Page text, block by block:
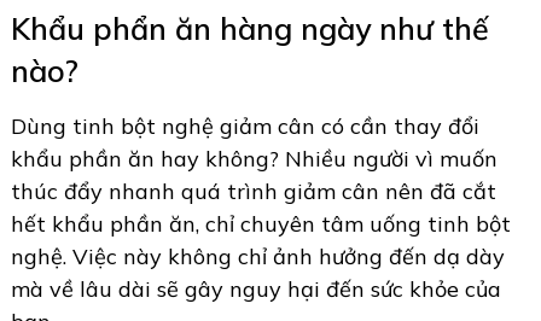
Khẩu phẩn ăn hàng ngày như thế
nào?
Dùng tinh bột nghệ giảm cân có cần thay đổi
khẩu phần ăn hay không? Nhiều người vì muốn
thúc đẩy nhanh quá trình giảm cân nên đã cắt
hết khẩu phần ăn, chỉ chuyên tâm uống tinh bột
nghệ. Việc này không chỉ ảnh hưởng đến dạ dày
mà về lâu dài sẽ gây nguy hại đến sức khỏe của